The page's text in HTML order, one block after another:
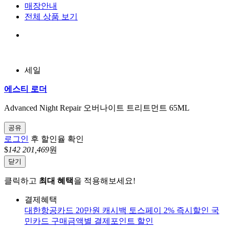
매장안내
전체 상품 보기
세일
에스티 로더
Advanced Night Repair 오버나이트 트리트먼트 65ML
공유
로그인 후 할인율 확인
$142 201,469원
닫기
클릭하고 최대 혜택을 적용해보세요!
결제혜택
대한항공카드 20만원 캐시백 토스페이 2% 즉시할인 국
민카드 구매금액별 결제포인트 할인